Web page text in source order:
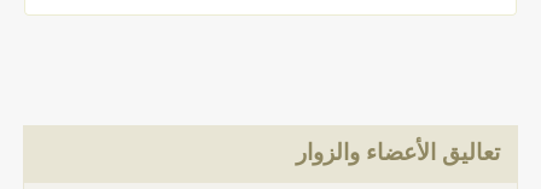
تعاليق الأعضاء والزوار